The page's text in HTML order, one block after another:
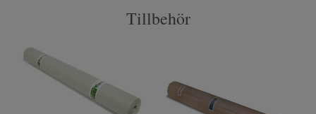
Ja
Artiklar per paket
Läggningsmetod
Klick
7870073
Tillbehör